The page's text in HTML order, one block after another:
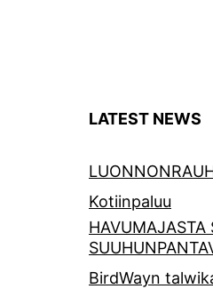
LATEST NEWS
Kotiinpaluu
HAVUMAJASTA
BirdWayn